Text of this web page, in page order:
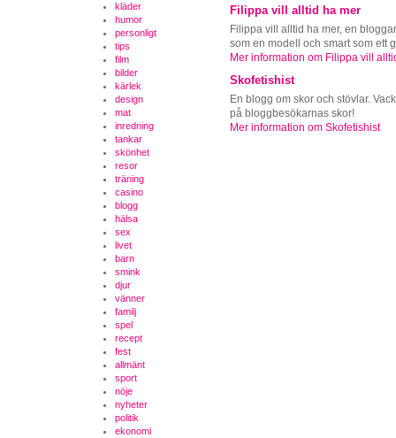
kläder
humor
personligt
tips
film
bilder
kärlek
design
mat
inredning
tankar
skönhet
resor
träning
casino
blogg
hälsa
sex
livet
barn
smink
djur
vänner
familj
spel
recept
fest
allmänt
sport
nöje
nyheter
politik
ekonomi
Filippa vill alltid ha mer
Filippa vill alltid ha mer, en
som en modell och smart som ett
Mer information om Filippa vill
Skofetishist
En blogg om skor och stövlar.
på bloggbesökarnas skor!
Mer information om Skofetishist